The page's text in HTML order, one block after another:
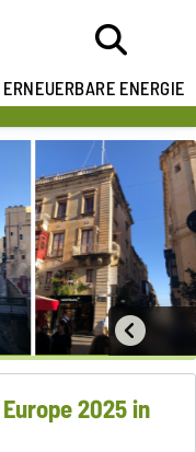
ENERGIE
2025 in